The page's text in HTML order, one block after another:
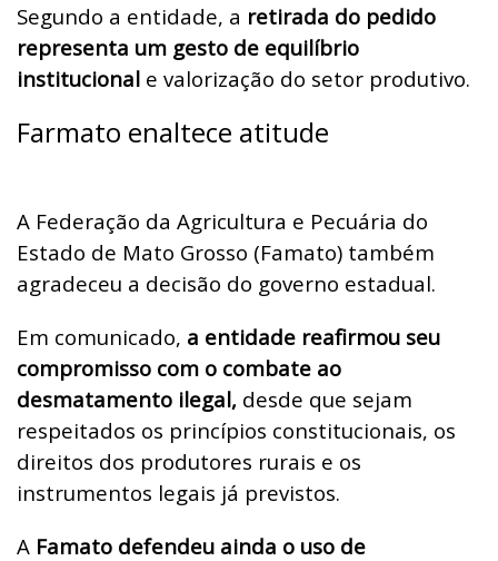
Segundo a entidade, a retirada do pedido
representa um gesto de equilíbrio
institucional e valorização do setor produtivo.
Farmato enaltece atitude
A Federação da Agricultura e Pecuária do
Estado de Mato Grosso (Famato) também
agradeceu a decisão do governo estadual.
Em comunicado, a entidade reafirmou seu
compromisso com o combate ao
desmatamento ilegal, desde que sejam
respeitados os princípios constitucionais, os
direitos dos produtores rurais e os
instrumentos legais já previstos.
A Famato defendeu ainda o uso de